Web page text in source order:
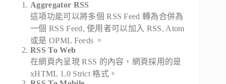
Aggregator RSS
這項功能可以將多個 RSS Feed 轉為合併為
一個 RSS Feed, 使用者可以加入 RSS, Atom
或是 OPML Feeds 。
RSS To Web
在網頁內呈現 RSS 的內容，網頁採用的是
xHTML 1.0 Strict 格式。